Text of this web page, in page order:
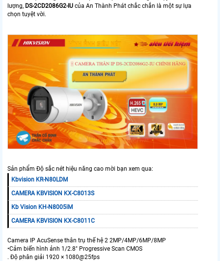
lượng, DS-2CD2086G2-IU của An Thành Phát chắc chắn là một sự lựa
chọn tuyệt vời.
Sản phẩm Độ sắc nét hiệu năng cao mời bạn xem qua:
Kbvision KR-N80LDM
CAMERA KBVISION KX-C8013S
Kb Vision KH-N8005iM
CAMERA KBVISION KX-C8011C
Camera IP AcuSense thân trụ thế hệ 2 2MP/4MP/6MP/8MP
•Cảm biến hình ảnh 1/2.8" Progressive Scan CMOS
. Độ phân giải 1920 × 1080@25fps